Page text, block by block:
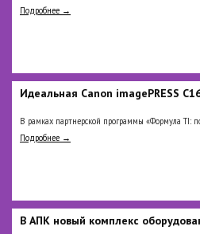
Подробнее →
Идеальная Сanon imagePRESS
В рамках партнерской программы «Формула TI:
Подробнее →
В АПК новый комплекс